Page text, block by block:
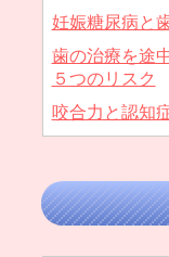
妊娠糖尿病と
歯の治療を途
５つのリスク
咬合力と認知